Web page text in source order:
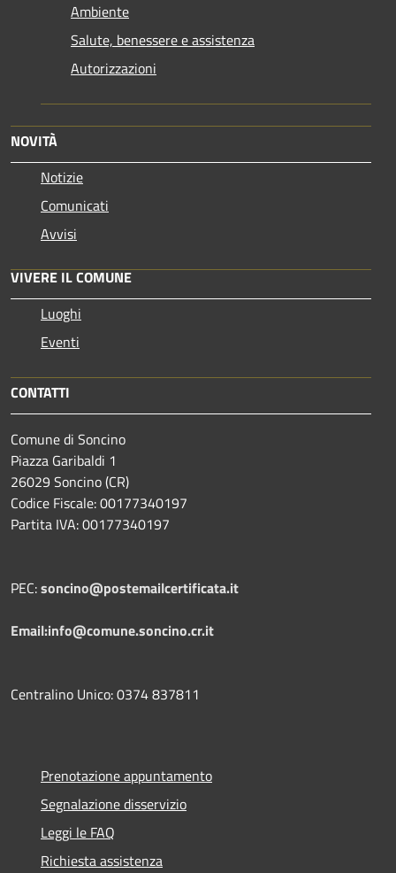
Ambiente
Salute, benessere e assistenza
Autorizzazioni
NOVITÀ
Notizie
Comunicati
Avvisi
VIVERE IL COMUNE
Luoghi
Eventi
CONTATTI
Comune di Soncino
Piazza Garibaldi 1
26029 Soncino (CR)
Codice Fiscale: 00177340197
Partita IVA: 00177340197
PEC:soncino@postemailcertificata.it
Email:info@comune.soncino.cr.it
Centralino Unico: 0374 837811
Prenotazione appuntamento
Segnalazione disservizio
Leggi le FAQ
Richiesta assistenza